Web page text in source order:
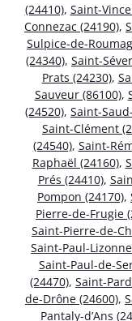
(24410), Saint-
Connezac (24190),
Sulpice-de-
(24340), Saint-
Prats (24230),
Sauveur (86100),
(24520), Saint-
Saint-Clément
(24540), Saint-
Raphaël (24160),
Prés (24410),
Pompon (24170),
Pierre-de-Frugie
Saint-Pierre-de-
Saint-Paul-
Saint-Paul-de-
(24470), Saint-
de-Drône (24600),
Pantaly-d’Ans